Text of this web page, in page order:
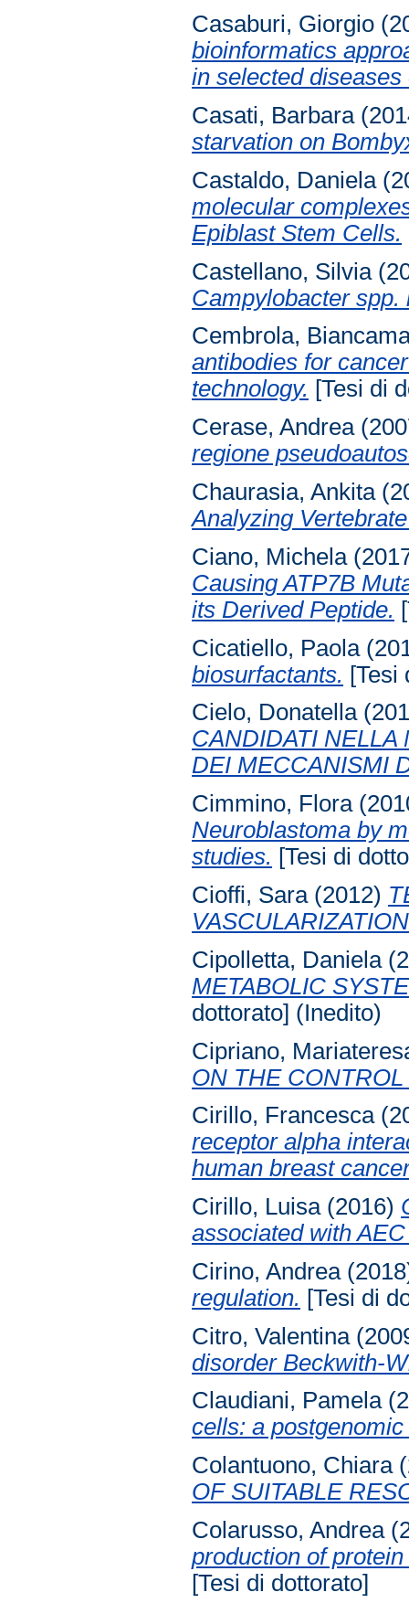
Casaburi, Giorgio
bioinformatics
in selected
Casati, Barbara
starvation on
Castaldo, Daniela
molecular
Epiblast Stem Cells.
Castellano, Silvia
Campylobacter spp.
Cembrola,
antibodies for
technology. [Tesi di
Cerase, Andrea
regione
Chaurasia, Ankita
Analyzing
Ciano, Michela
Causing ATP7B
its Derived Peptide.
Cicatiello, Paola
biosurfactants. [Tesi
Cielo, Donatella
CANDIDATI NELLA
DEI MECCANISMI
Cimmino, Flora
Neuroblastoma by
studies. [Tesi di
Cioffi, Sara(2012)
Cipolletta, Daniela
METABOLIC
dottorato] (Inedito)
Cipriano,
ON THE
Cirillo, Francesca
receptor alpha
human breast
Cirillo, Luisa(2016)
associated with
Cirino, Andrea
regulation. [Tesi di
Citro, Valentina
disorder Beckwith-
Claudiani, Pamela
cells: a
Colantuono, Chiara
OF SUITABLE
Colarusso, Andrea
production of
[Tesi di dottorato]